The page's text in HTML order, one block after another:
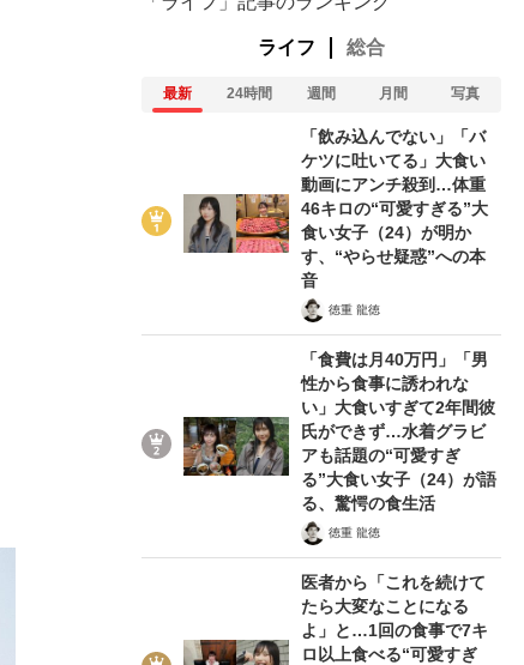
ライフ 総合
最新 24時間 週間 月間 写真
「飲み込んでない」「バ
ケツに吐いてる」大食い
動画にアンチ殺到…体重
46キロの“可愛すぎる”大
食い女子（24）が明か
す、“やらせ疑惑”への本
音
徳重 龍徳
「食費は月40万円」「男
性から食事に誘われな
い」大食いすぎて2年間彼
氏ができず…水着グラビ
アも話題の“可愛すぎ
る”大食い女子（24）が語
る、驚愕の食生活
徳重 龍徳
医者から「これを続けて
たら大変なことになる
よ」と…1回の食事で7キ
ロ以上食べる“可愛すぎ